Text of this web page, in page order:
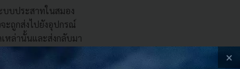
บประสาทในสมอง
ะถูกส่งไปยังอุปกรณ์
หล่านั้นและส่งกลับมา
×